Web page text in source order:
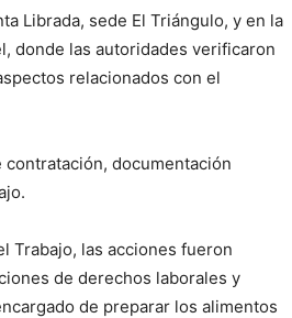
Librada, sede El Triángulo, y en la
donde las autoridades verificaron
relacionados con el
documentación
Trabajo, las acciones fueron
de derechos laborales y
de preparar los alimentos